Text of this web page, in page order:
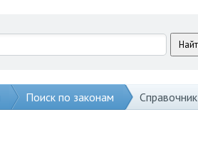
Поиск по законам Справочник